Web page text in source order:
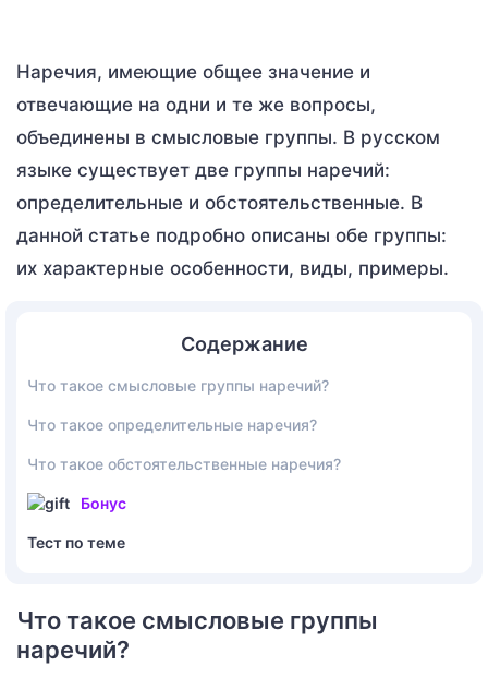
Наречия, имеющие общее значение и
отвечающие на одни и те же вопросы,
объединены в смысловые группы. В русском
языке существует две группы наречий:
определительные и обстоятельственные. В
данной статье подробно описаны обе группы:
их характерные особенности, виды, примеры.
Содержание
Что такое смысловые группы наречий?
Что такое определительные наречия?
Что такое обстоятельственные наречия?
Бонус
Тест по теме
Что такое смысловые группы
наречий?